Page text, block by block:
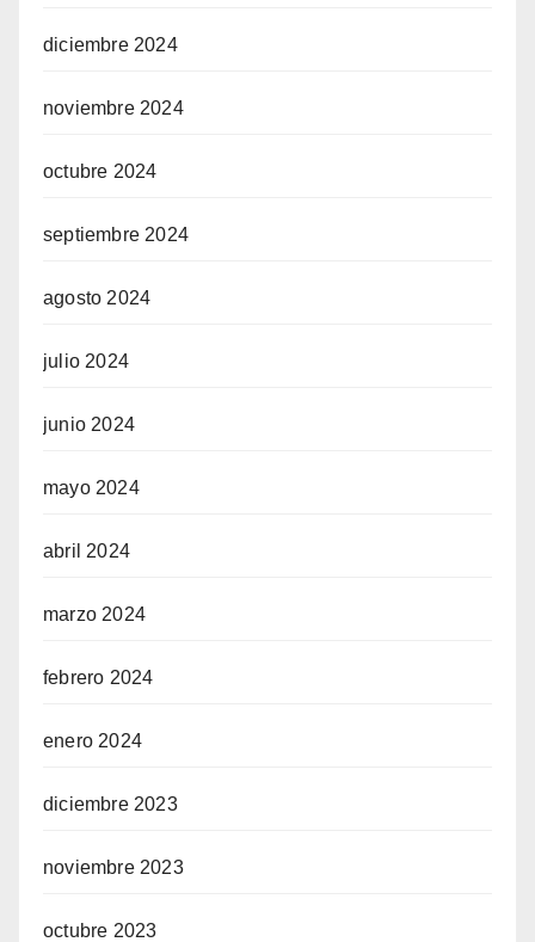
diciembre 2024
noviembre 2024
octubre 2024
septiembre 2024
agosto 2024
julio 2024
junio 2024
mayo 2024
abril 2024
marzo 2024
febrero 2024
enero 2024
diciembre 2023
noviembre 2023
octubre 2023